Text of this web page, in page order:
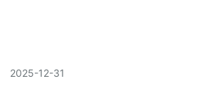
2025-12-31